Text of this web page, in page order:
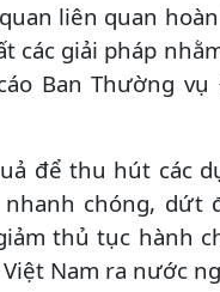
liên quan
các giải pháp
Ban Thường
để thu hút các
chóng, dứt
thủ tục hành
Nam ra nước